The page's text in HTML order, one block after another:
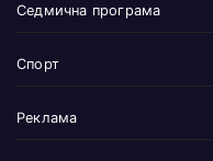
Седмична програма
Спорт
Реклама